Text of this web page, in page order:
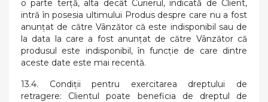
o parte terţă, alta decât Curierul, indicată de Client,
intră în posesia ultimului Produs despre care nu a fost
anunțat de către Vânzător că este indisponibil sau de
la data la care a fost anunțat de către Vânzător că
produsul este indisponibil, în funcție de care dintre
aceste date este mai recentă.
13.4. Condiții pentru exercitarea dreptului de
retragere: Clientul poate beneficia de dreptul de